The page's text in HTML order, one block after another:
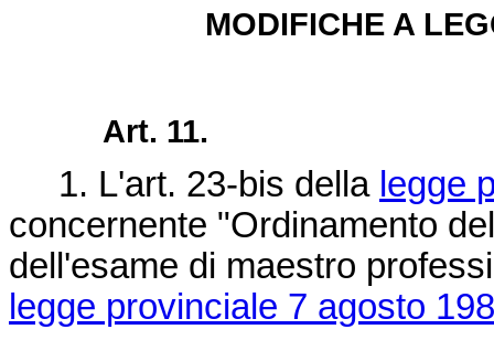
MODIFICHE A
Art. 11.
1. L'art. 23-bis della legge
concernente "Ordinamento
dell'esame di maestro
legge provinciale 7 agosto